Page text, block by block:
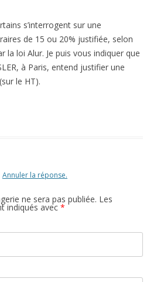
s’interrogent sur une
de 15 ou 20% justifiée, selon
la loi Alur. Je puis vous indiquer que
à Paris, entend justifier une
le HT).
Annuler la réponse.
ne sera pas publiée. Les
indiqués avec *